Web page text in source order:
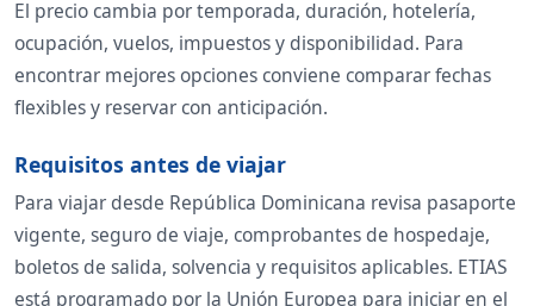
El precio cambia por temporada, duración, hotelería,
ocupación, vuelos, impuestos y disponibilidad. Para
encontrar mejores opciones conviene comparar fechas
flexibles y reservar con anticipación.
Requisitos antes de viajar
Para viajar desde República Dominicana revisa pasaporte
vigente, seguro de viaje, comprobantes de hospedaje,
boletos de salida, solvencia y requisitos aplicables. ETIAS
está programado por la Unión Europea para iniciar en el